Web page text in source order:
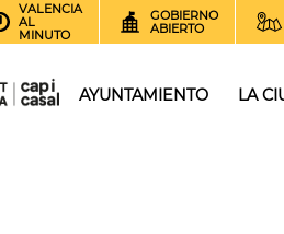
VALENCIA
AL
MINUTO
GOBIERNO
ABIERTO
AYUNTAMIENTO LA